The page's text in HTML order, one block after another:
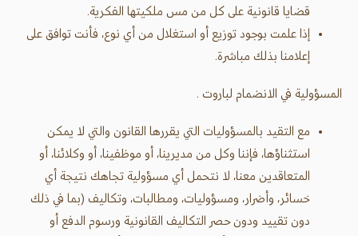
قضايا قانونية على كل من مس ملكيتها الفكرية.
إذا علمت بوجود توزيع أو استغلال من أي نوع، فأنت توافق على
إعلامنا بذلك مباشرة.
المسؤولية في الانضمام لباروت .
مع التقيد بالمسؤوليات التي يقررها القانون والتي لا يمكن
استثناؤها، فإننا وكل من مديرينا، أو موظفينا، أو وكلائنا، أو
المتعاقدين معنا، لا نتحمل أي مسؤولية تجاهك نتيجة أي
خسائر، وأضرار، ومسؤوليات، ومطالبات، وتكاليف (بما في ذلك
دون تقييد ودون حصر التكاليف القانونية ورسوم الدفع أو